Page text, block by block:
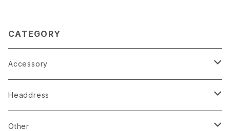
CATEGORY
Accessory
earrings
pierce
Headdress
linestone comb
Other